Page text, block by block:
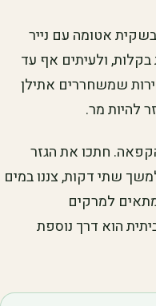
אטומה עם נייר
ולעיתים אף עד
שמשחררים אתילן
להיות מר.
חתכו את הגזר
שתי דקות, צננו במים
למרקים
הוא דרך נוספת